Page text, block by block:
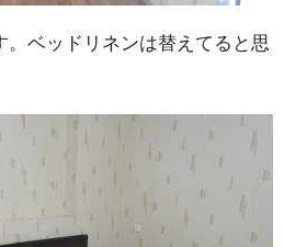
ベッドリネンは替えてると思